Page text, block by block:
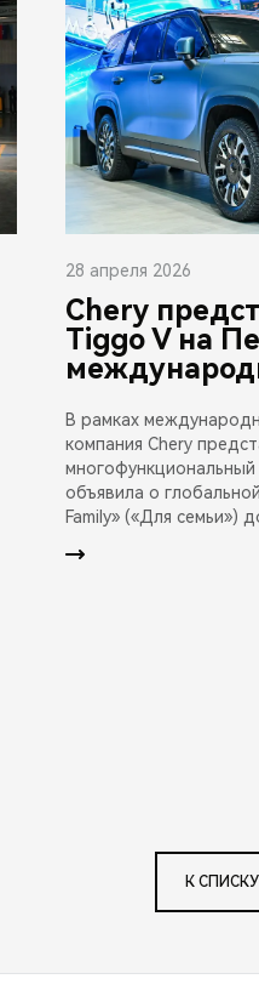
28 апреля 2026
Chery
Tiggo V на
В рамках
компания Chery
объявила о
Family» («Для семьи»)
К